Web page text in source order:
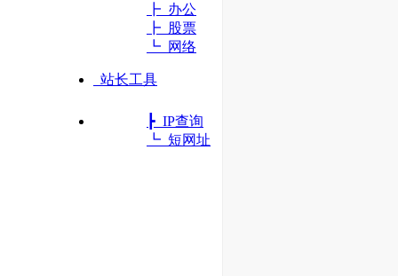
┣ 办公
┣ 股票
┗ 网络
站长工具
┣ IP查询
┗ 短网址